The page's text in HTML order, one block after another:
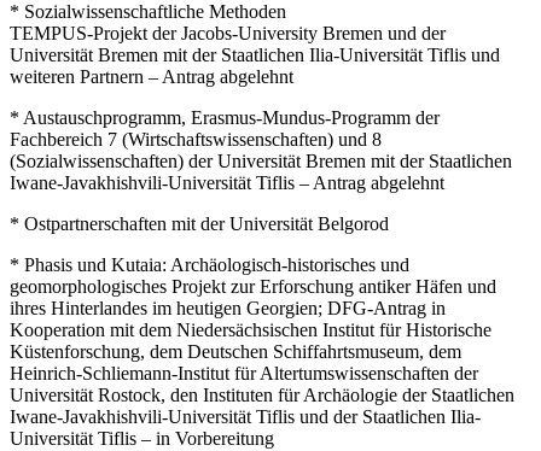
* Sozialwissenschaftliche Methoden
TEMPUS-Projekt der Jacobs-University Bremen und der
Universität Bremen mit der Staatlichen Ilia-Universität Tiflis und
weiteren Partnern – Antrag abgelehnt
* Austauschprogramm, Erasmus-Mundus-Programm der
Fachbereich 7 (Wirtschaftswissenschaften) und 8
(Sozialwissenschaften) der Universität Bremen mit der Staatlichen
Iwane-Javakhishvili-Universität Tiflis – Antrag abgelehnt
* Ostpartnerschaften mit der Universität Belgorod
* Phasis und Kutaia: Archäologisch-historisches und
geomorphologisches Projekt zur Erforschung antiker Häfen und
ihres Hinterlandes im heutigen Georgien; DFG-Antrag in
Kooperation mit dem Niedersächsischen Institut für Historische
Küstenforschung, dem Deutschen Schiffahrtsmuseum, dem
Heinrich-Schliemann-Institut für Altertumswissenschaften der
Universität Rostock, den Instituten für Archäologie der Staatlichen
Iwane-Javakhishvili-Universität Tiflis und der Staatlichen Ilia-
Universität Tiflis – in Vorbereitung